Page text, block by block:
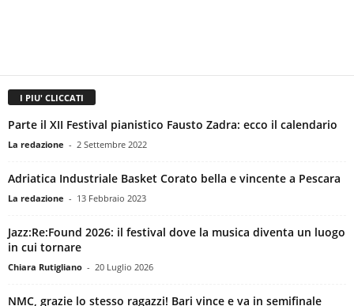
I PIU' CLICCATI
Parte il XII Festival pianistico Fausto Zadra: ecco il calendario
La redazione - 2 Settembre 2022
Adriatica Industriale Basket Corato bella e vincente a Pescara
La redazione - 13 Febbraio 2023
Jazz:Re:Found 2026: il festival dove la musica diventa un luogo
in cui tornare
Chiara Rutigliano - 20 Luglio 2026
NMC, grazie lo stesso ragazzi! Bari vince e va in semifinale